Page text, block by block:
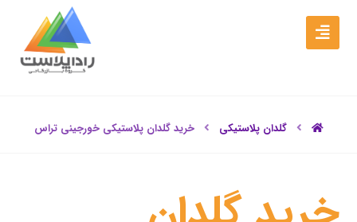
گلدان پلاستیکی خرید گلدان پلاستیکی خورجینی تراس